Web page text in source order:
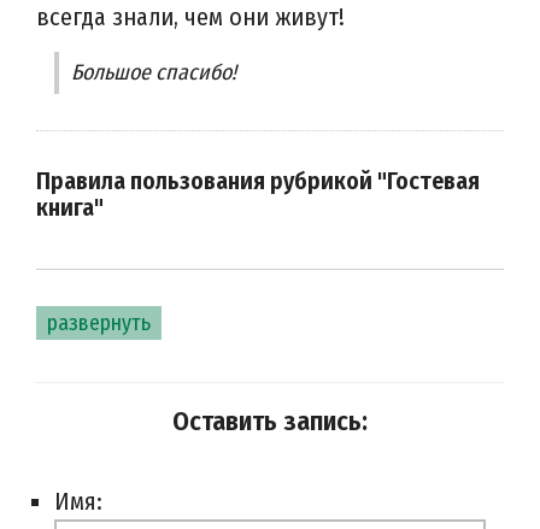
всегда знали, чем они живут!
Большое спасибо!
Правила пользования рубрикой "Гостевая
книга"
развернуть
Оставить запись:
Имя: